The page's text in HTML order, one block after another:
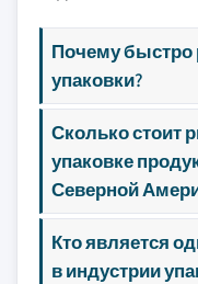
Почему быстро
упаковки?
Сколько стоит
упаковке
Северной
Кто является
в индустрии